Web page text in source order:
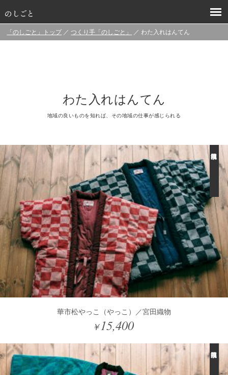
「のしごと」トップ ／つくり手「のしごと」 ／ わた入れはんてん
わた入れはんてん
地域の良いものを知れば、その地域の仕事が感じられる
華市松やっこ（やっこ）／宮田織物
￥15,400